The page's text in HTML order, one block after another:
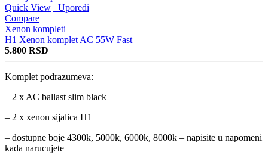
Quick View
Uporedi
Compare
Xenon kompleti
H1 Xenon komplet AC 55W Fast
5.800 RSD
Komplet podrazumeva:
– 2 x AC ballast slim black
– 2 x xenon sijalica H1
– dostupne boje 4300k, 5000k, 6000k, 8000k – napisite u napomeni
kada narucujete